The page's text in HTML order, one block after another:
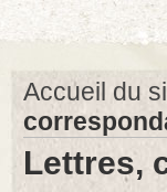
Accueil du
Lettres,